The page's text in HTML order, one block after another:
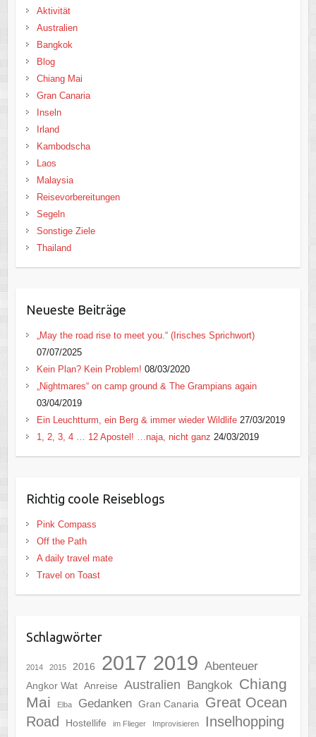
Aktivität
Australien
Bangkok
Blog
Chiang Mai
Gran Canaria
Inseln
Irland
Kambodscha
Laos
Malaysia
Reisevorbereitungen
Segeln
Sonstige Ziele
Thailand
Neueste Beiträge
„May the road rise to meet you.“ (Irisches Sprichwort)
07/07/2025
Kein Plan? Kein Problem! 08/03/2020
„Nightmares“ on camp ground & The Grampians again
03/04/2019
Ein Leuchtturm, ein Berg & immer wieder Wildlife 27/03/2019
1, 2, 3, 4 … 12 Apostel! …naja, nicht ganz 24/03/2019
Richtig coole Reiseblogs
Pink Compass
Off the Path
A daily travel mate
Travel on Toast
Schlagwörter
2014 2015 2016 2017 2019 Abenteuer
Angkor Wat Anreise Australien Bangkok
Chiang
Mai
Elba Gedanken Gran Canaria
Great Ocean
Road
Hostellife im Flieger Improvisieren Inselhopping